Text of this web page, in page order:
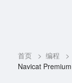
首页 > 编程
>
Navicat